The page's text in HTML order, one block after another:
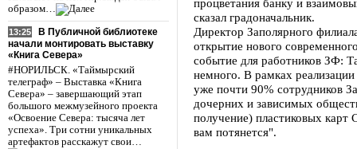
образом…
13:25
В Публичной библиотеке
начали монтировать выставку
«Книга Севера»
#НОРИЛЬСК. «Таймырский
телеграф» – Выставка «Книга
Севера» – завершающий этап
большого межмузейного проекта
«Освоение Севера: тысяча лет
успеха». Три сотни уникальных
артефактов расскажут свои…
процветания банку и
сказал градоначальник.
Директор Заполярного
открытие нового
событие для работников ЗФ:
немного. В рамках
уже почти 90% сотрудников
дочерних и зависимых
получение) пластиковых карт
вам потянется".